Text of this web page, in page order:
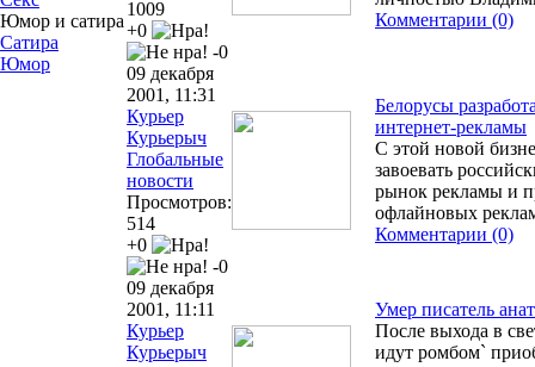
Юмор и сатира
Сатира
Юмор
1009
+0
-0
Комментарии (0)
09 декабря
2001, 11:31
Курьер
Курьерыч
Глобальные
новости
Просмотров:
514
+0
-0
Белорусы
интернет-рекламы
С этой новой
завоевать
рынок рекламы и
офлайновых
Комментарии (0)
09 декабря
2001, 11:11
Курьер
Курьерыч
Умер писатель
После выхода в
идут ромбом`